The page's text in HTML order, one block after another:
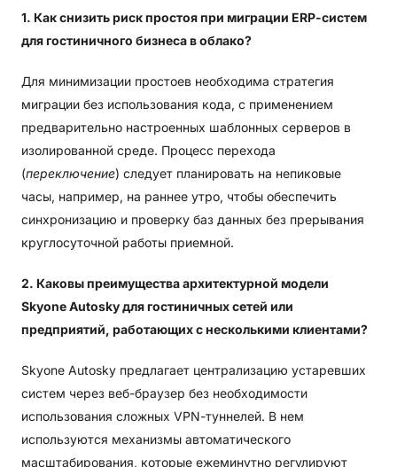
1. Как снизить риск простоя при миграции ERP-систем
для гостиничного бизнеса в облако?
Для минимизации простоев необходима стратегия
миграции без использования кода, с применением
предварительно настроенных шаблонных серверов в
изолированной среде. Процесс перехода
(переключение) следует планировать на непиковые
часы, например, на раннее утро, чтобы обеспечить
синхронизацию и проверку баз данных без прерывания
круглосуточной работы приемной.
2. Каковы преимущества архитектурной модели
Skyone Autosky для гостиничных сетей или
предприятий, работающих с несколькими клиентами?
Skyone Autosky предлагает централизацию устаревших
систем через веб-браузер без необходимости
использования сложных VPN-туннелей. В нем
используются механизмы автоматического
масштабирования, которые ежеминутно регулируют